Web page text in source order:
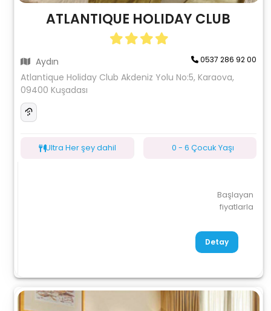
ATLANTIQUE HOLIDAY CLUB
Aydın 0537 286 92 00
Atlantique Holiday Club Akdeniz Yolu No:5, Karaova,
09400 Kuşadası
Ultra Her şey dahil 0 - 6 Çocuk Yaşı
Başlayan
fiyatlarla
Detay